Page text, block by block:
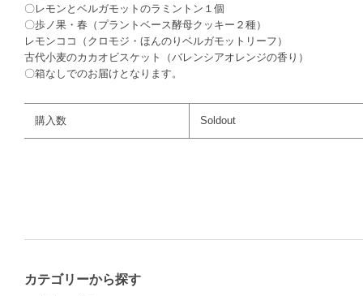
〇レモンとベルガモットのラミントン１個
〇歩ノ果・春（プラントベース酵母クッキー２種）
レモンココ（クロモジ・ほんのりベルガモットリーフ）
古代小麦のカカオビスケット（バレンシアオレンジの香り）
〇箱なしでのお届けとなります。
購入数 Soldout
カテゴリーから探す